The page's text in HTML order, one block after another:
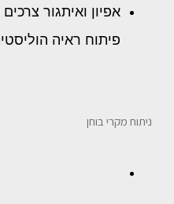
אפיון ואיתגור
פיתוח ראיה
ניתוח מקרי בוחן